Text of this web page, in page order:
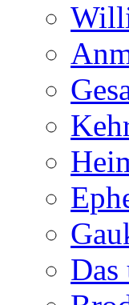
Das